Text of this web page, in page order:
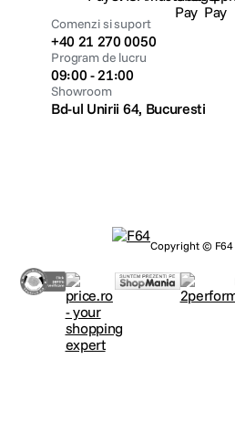
Comenzi si suport
+40 21 270 0050
Program de lucru
09:00 - 21:00
Showroom
Bd-ul Unirii 64, Bucuresti
Copyright © F64